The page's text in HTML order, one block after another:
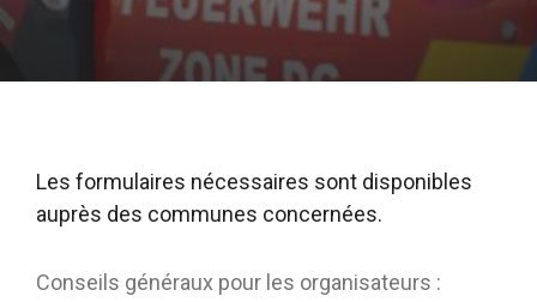
Les formulaires nécessaires sont disponibles
auprès des communes concernées.
Conseils généraux pour les organisateurs :